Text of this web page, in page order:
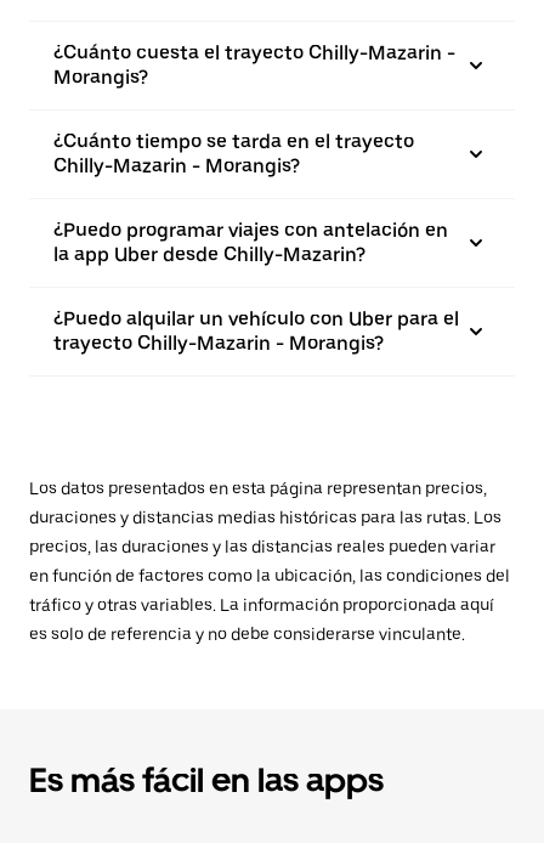
¿Cuánto cuesta el trayecto Chilly-Mazarin -
Morangis?
¿Cuánto tiempo se tarda en el trayecto
Chilly-Mazarin - Morangis?
¿Puedo programar viajes con antelación en
la app Uber desde Chilly-Mazarin?
¿Puedo alquilar un vehículo con Uber para el
trayecto Chilly-Mazarin - Morangis?
Los datos presentados en esta página representan precios,
duraciones y distancias medias históricas para las rutas. Los
precios, las duraciones y las distancias reales pueden variar
en función de factores como la ubicación, las condiciones del
tráfico y otras variables. La información proporcionada aquí
es solo de referencia y no debe considerarse vinculante.
Es más fácil en las apps